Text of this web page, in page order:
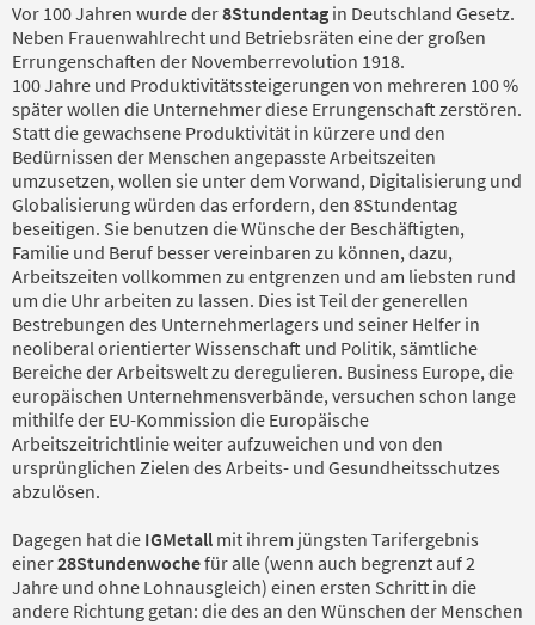
Vor 100 Jahren wurde der8Stundentag in Deutschland Gesetz.
Neben Frauenwahlrecht und Betriebsräten eine der großen
Errungenschaften der Novemberrevolution 1918.
100 Jahre und Produktivitätssteigerungen von mehreren 100 %
später wollen die Unternehmer diese Errungenschaft zerstören.
Statt die gewachsene Produktivität in kürzere und den
Bedürnissen der Menschen angepasste Arbeitszeiten
umzusetzen, wollen sie unter dem Vorwand, Digitalisierung und
Globalisierung würden das erfordern, den 8Stundentag
beseitigen. Sie benutzen die Wünsche der Beschäftigten,
Familie und Beruf besser vereinbaren zu können, dazu,
Arbeitszeiten vollkommen zu entgrenzen und am liebsten rund
um die Uhr arbeiten zu lassen. Dies ist Teil der generellen
Bestrebungen des Unternehmerlagers und seiner Helfer in
neoliberal orientierter Wissenschaft und Politik, sämtliche
Bereiche der Arbeitswelt zu deregulieren. Business Europe, die
europäischen Unternehmensverbände, versuchen schon lange
mithilfe der EU-Kommission die Europäische
Arbeitszeitrichtlinie weiter aufzuweichen und von den
ursprünglichen Zielen des Arbeits- und Gesundheitsschutzes
abzulösen.
Dagegen hat die IGMetall mit ihrem jüngsten Tarifergebnis
einer28Stundenwochefür alle (wenn auch begrenzt auf 2
Jahre und ohne Lohnausgleich) einen ersten Schritt in die
andere Richtung getan: die des an den Wünschen der Menschen